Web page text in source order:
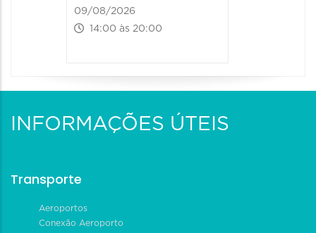
09/08/2026
14:00 às 20:00
INFORMAÇÕES ÚTEIS
Transporte
Aeroportos
Conexão Aeroporto